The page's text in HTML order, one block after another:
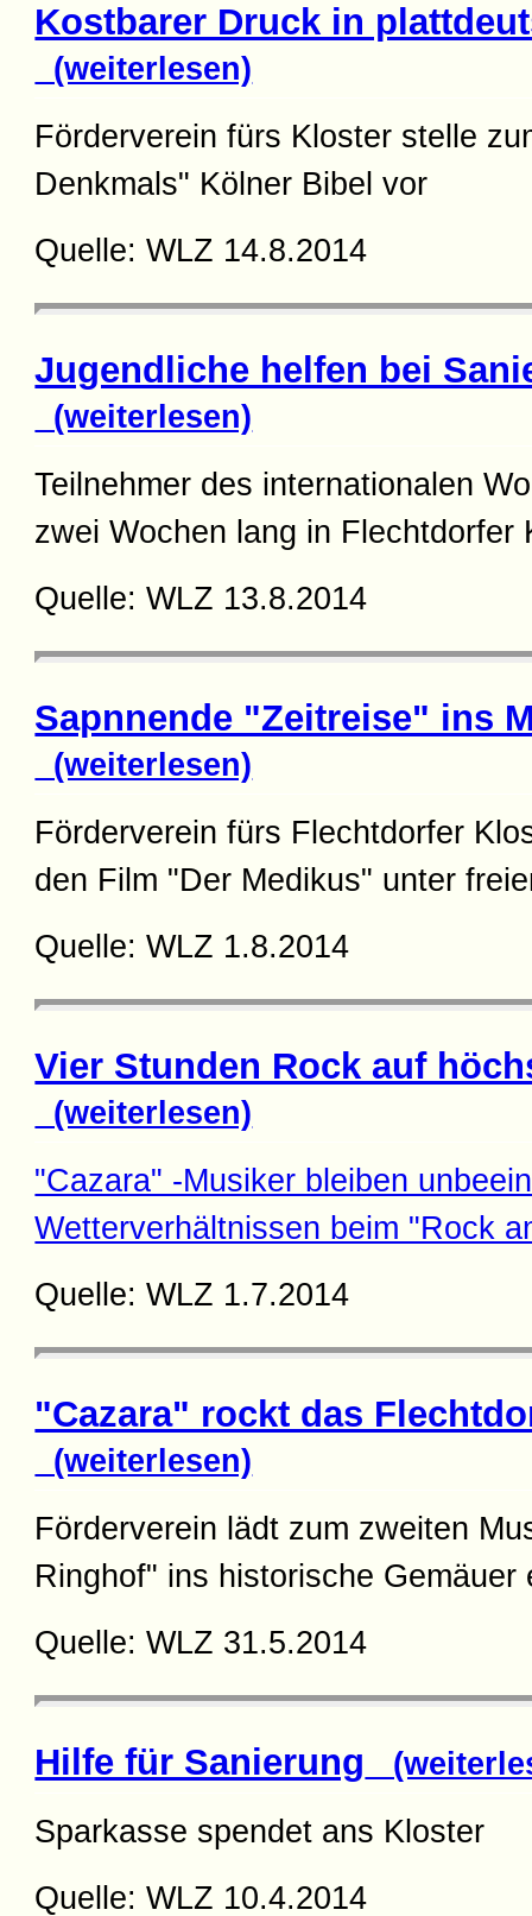
Kostbarer Druck in
(weiterlesen)
Förderverein fürs Kloster stelle
Denkmals" Kölner Bibel vor
Quelle: WLZ 14.8.2014
Jugendliche helfen bei
(weiterlesen)
Teilnehmer des internationalen
zwei Wochen lang in Flechtdorfer
Quelle: WLZ 13.8.2014
Sapnnende "Zeitreise" ins
(weiterlesen)
Förderverein fürs Flechtdorfer
den Film "Der Medikus" unter
Quelle: WLZ 1.8.2014
Vier Stunden Rock auf
(weiterlesen)
"Cazara" -Musiker bleiben
Wetterverhältnissen beim "Rock
Quelle: WLZ 1.7.2014
"Cazara" rockt das
(weiterlesen)
Förderverein lädt zum zweiten
Ringhof" ins historische Gemäuer
Quelle: WLZ 31.5.2014
Hilfe für Sanierung
Sparkasse spendet ans Kloster
Quelle: WLZ 10.4.2014